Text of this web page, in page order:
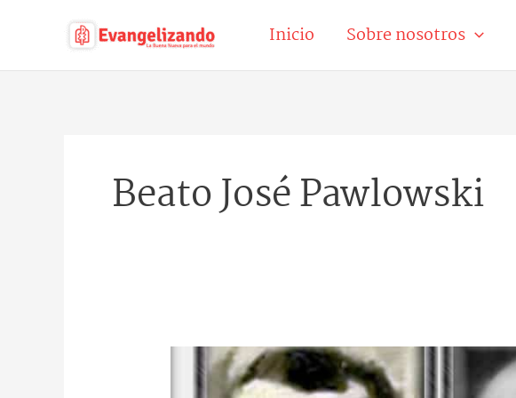
contenido
Inicio Sobre nosotros
Beato José Pawlowski
Beatos
José